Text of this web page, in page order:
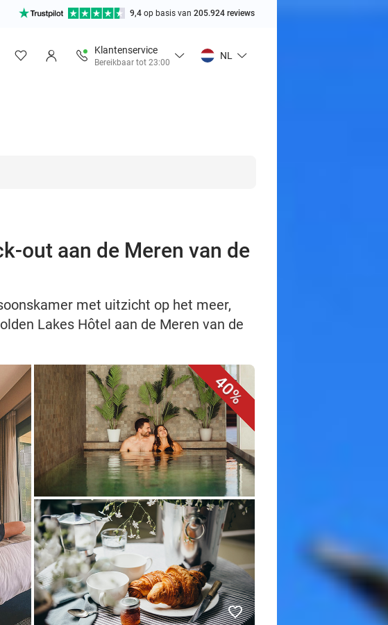
9,4 op basis van 205.924 reviews
Klantenservice
Bereikbaar tot 23:00
NL
out aan de Meren van de
met uitzicht op het meer,
Lakes Hôtel aan de Meren van de
40%
favorite_border